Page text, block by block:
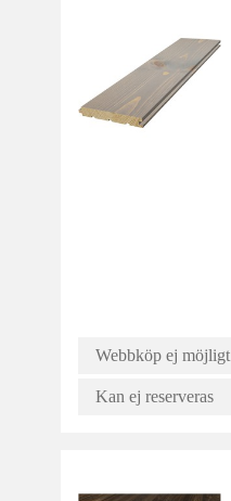
Webbköp ej möjligt
Kan ej reserveras